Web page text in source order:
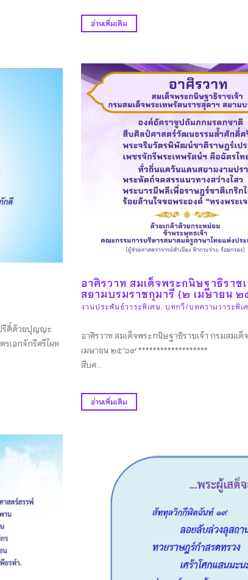
อ่านเพิ่มเติม
อาศิรวาท สมเด็จพระกนิษฐาธิราช
สยามบรมราชกุมารี (๒ เมษายน
งานประพันธ์วาระพิเศษ บทกวี/บทความวาระพิเ
อาศิรวาท สมเด็จพระกนิษฐาธิราชเจ้า กรมสมเ
เมษายน ๒๕๖๙
สืบศ...
อ่านเพิ่มเติม
ปรีดิ์ด้วยปุญญะ
เอกจักรีศรีไผท